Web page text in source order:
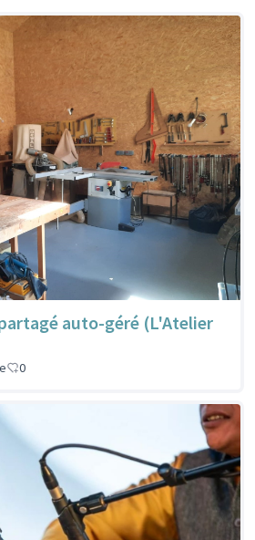
auto-géré (L'Atelier
0